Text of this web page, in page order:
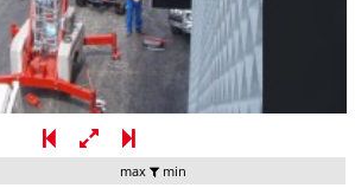
max min